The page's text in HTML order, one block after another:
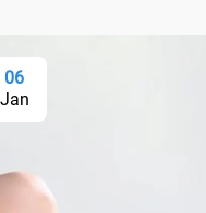
06
Jan